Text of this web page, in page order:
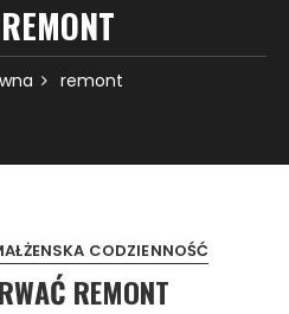
REMONT
remont
CODZIENNOŚĆ
REMONT